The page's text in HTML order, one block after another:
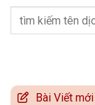
Bài Viết